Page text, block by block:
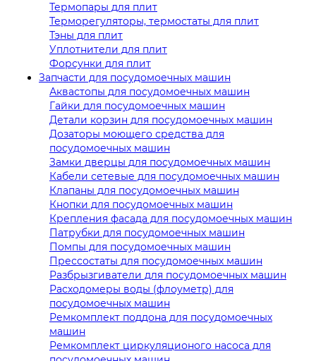
Термопары для плит
Терморегуляторы, термостаты для плит
Тэны для плит
Уплотнители для плит
Форсунки для плит
Запчасти для посудомоечных машин
Аквастопы для посудомоечных машин
Гайки для посудомоечных машин
Детали корзин для посудомоечных машин
Дозаторы моющего средства для
посудомоечных машин
Замки дверцы для посудомоечных машин
Кабели сетевые для посудомоечных машин
Клапаны для посудомоечных машин
Кнопки для посудомоечных машин
Крепления фасада для посудомоечных машин
Патрубки для посудомоечных машин
Помпы для посудомоечных машин
Прессостаты для посудомоечных машин
Разбрызгиватели для посудомоечных машин
Расходомеры воды (флоуметр) для
посудомоечных машин
Ремкомплект поддона для посудомоечных
машин
Ремкомплект циркуляционого насоса для